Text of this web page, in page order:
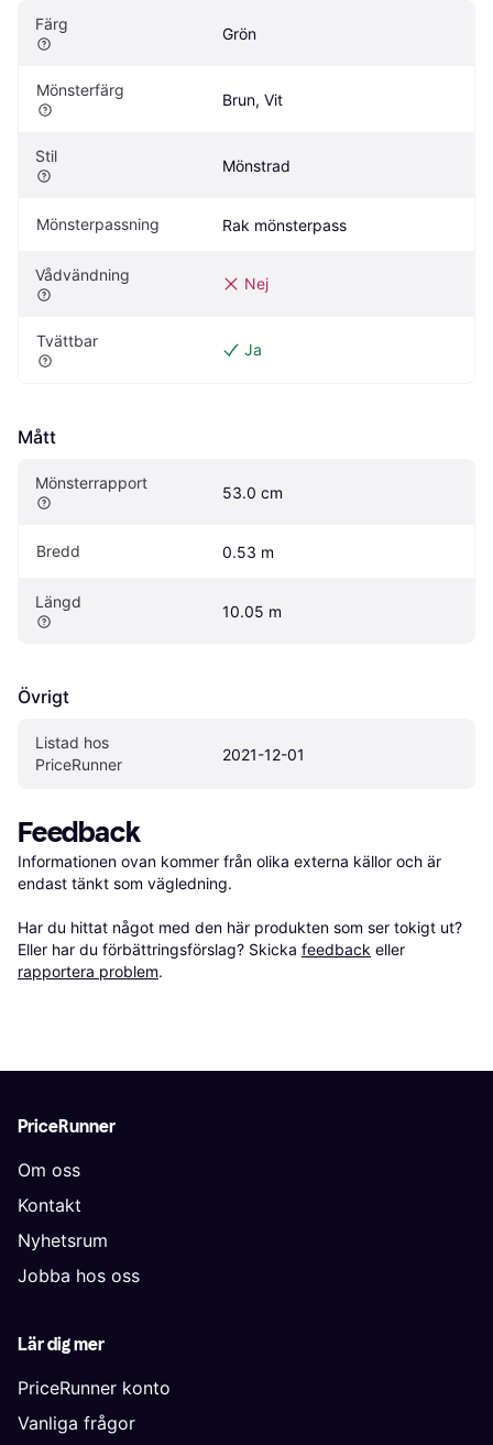
Färg
Grön
Mönsterfärg
Brun, Vit
Stil
Mönstrad
Mönsterpassning Rak mönsterpass
Vådvändning Nej
Tvättbar Ja
Mått
Mönsterrapport
53.0 cm
Bredd 0.53 m
Längd
10.05 m
Övrigt
Listad hos
PriceRunner
2021-12-01
Feedback
Informationen ovan kommer från olika externa källor och är
endast tänkt som vägledning.
Har du hittat något med den här produkten som ser tokigt ut?
Eller har du förbättringsförslag? Skicka feedback eller
rapportera problem.
PriceRunner
Om oss
Kontakt
Nyhetsrum
Jobba hos oss
Lär dig mer
PriceRunner konto
Vanliga frågor